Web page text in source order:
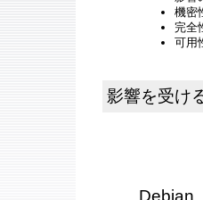
機密
完全
可用
影響を受け
Debian